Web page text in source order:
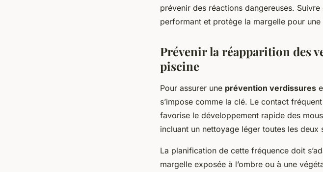
prévenir des réactions dangereuses.
performant et protège la margelle pour
Prévenir la réapparition des
piscine
Pour assurer une prévention verdissures
s’impose comme la clé. Le contact
favorise le développement rapide des
incluant un nettoyage léger toutes les deux
La planification de cette fréquence doit
margelle exposée à l’ombre ou à une